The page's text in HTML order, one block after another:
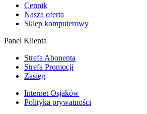
Cennik
Nasza oferta
Sklep komputerowy
Panel Klienta
Strefa Abonenta
Strefa Promocji
Zasięg
Internet Osjaków
Polityka prywatności